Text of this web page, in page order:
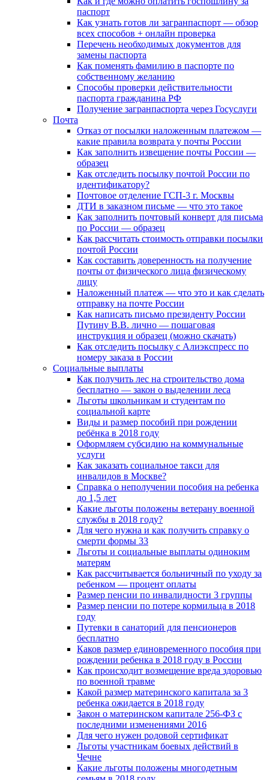
паспорт
Как узнать готов ли загранпаспорт — обзор
всех способов + онлайн проверка
Перечень необходимых документов для
замены паспорта
Как поменять фамилию в паспорте по
собственному желанию
Способы проверки действительности
паспорта гражданина РФ
Получение загранпаспорта через Госуслуги
Почта
Отказ от посылки наложенным платежом —
какие правила возврата у почты России
Как заполнить извещение почты России —
образец
Как отследить посылку почтой России по
идентификатору?
Почтовое отделение ГСП-3 г. Москвы
ДТИ в заказном письме — что это такое
Как заполнить почтовый конверт для письма
по России — образец
Как рассчитать стоимость отправки посылки
почтой России
Как составить доверенность на получение
почты от физического лица физическому
лицу
Наложенный платеж — что это и как сделать
отправку на почте России
Как написать письмо президенту России
Путину В.В. лично — пошаговая
инструкция и образец (можно скачать)
Как отследить посылку с Алиэкспресс по
номеру заказа в России
Социальные выплаты
Как получить лес на строительство дома
бесплатно — закон о выделении леса
Льготы школьникам и студентам по
социальной карте
Виды и размер пособий при рождении
ребёнка в 2018 году
Оформляем субсидию на коммунальные
услуги
Как заказать социальное такси для
инвалидов в Москве?
Справка о неполучении пособия на ребенка
до 1,5 лет
Какие льготы положены ветерану военной
службы в 2018 году?
Для чего нужна и как получить справку о
смерти формы 33
Льготы и социальные выплаты одиноким
матерям
Как рассчитывается больничный по уходу за
ребенком — процент оплаты
Размер пенсии по инвалидности 3 группы
Размер пенсии по потере кормильца в 2018
году
Путевки в санаторий для пенсионеров
бесплатно
Каков размер единовременного пособия при
рождении ребенка в 2018 году в России
Как происходит возмещение вреда здоровью
по военной травме
Какой размер материнского капитала за 3
ребенка ожидается в 2018 году
Закон о материнском капитале 256-ФЗ с
последними изменениями 2016
Для чего нужен родовой сертификат
Льготы участникам боевых действий в
Чечне
Какие льготы положены многодетным